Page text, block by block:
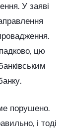
У заяві
цю
порушено.
і тоді